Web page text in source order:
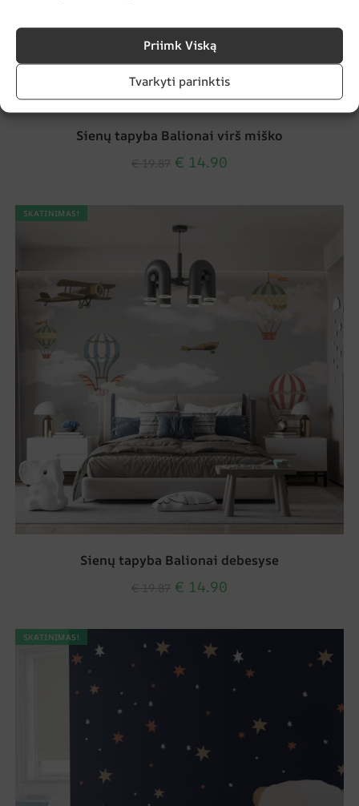
Priimk Viską
Tvarkyti parinktis
Sienų tapyba Balionai virš miško
€ 14.90
SKATINIMAS!
Sienų tapyba Balionai debesyse
€ 14.90
SKATINIMAS!